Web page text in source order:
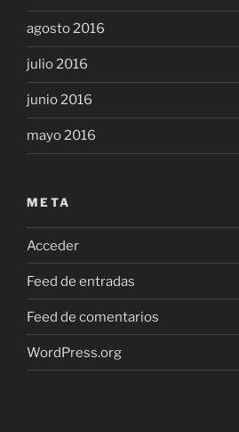
agosto 2016
julio 2016
junio 2016
mayo 2016
META
Acceder
Feed de entradas
Feed de comentarios
WordPress.org